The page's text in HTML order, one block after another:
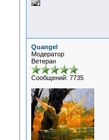
Quangel
Модератор
Ветеран
Сообщений: 7735